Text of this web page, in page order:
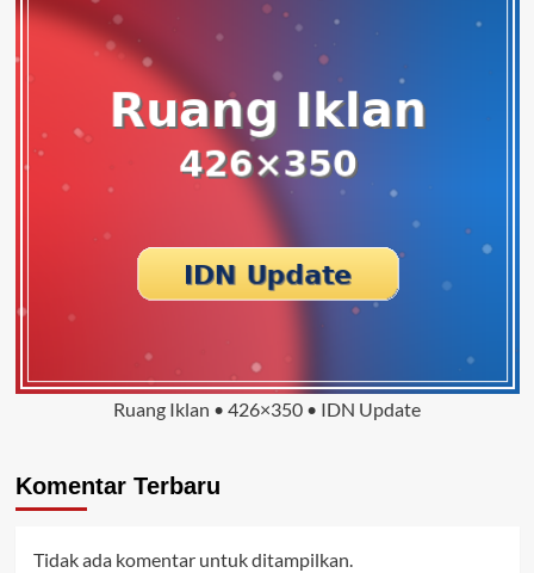
Ruang Iklan • 426×350 • IDN Update
Komentar Terbaru
Tidak ada komentar untuk ditampilkan.